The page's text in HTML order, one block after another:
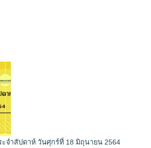
จำสัปดาห์ วันศุกร์ที่ 18 มิถุนายน 2564